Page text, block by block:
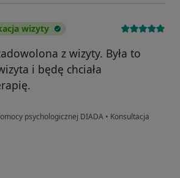
wizyty
z wizyty. Była to
i będę chciała
psychologicznej DIADA • Konsultacja